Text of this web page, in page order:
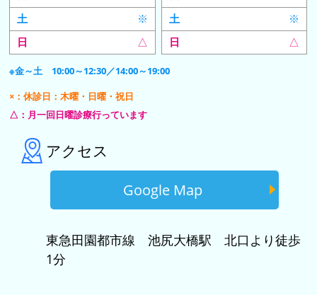
※
△
※
△
※金～土 10:00～12:30／14:00～19:00
×：休診日：木曜・日曜・祝日
△：月一回日曜診療行っています
アクセス
Google Map
東急田園都市線 池尻大橋駅 北口より徒歩
1分